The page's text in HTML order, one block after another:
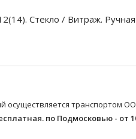
Стекло / Витраж. Ручная
осуществляется транспортом
по Подмосковью - от